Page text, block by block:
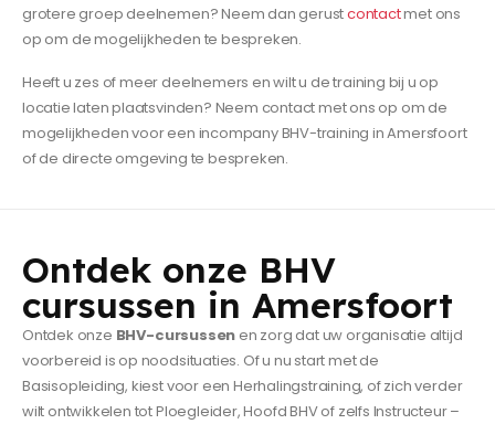
grotere groep deelnemen? Neem dan gerustcontactmet ons
op om de mogelijkheden te bespreken.
Heeft u zes of meer deelnemers en wilt u de training bij u op
locatie laten plaatsvinden? Neem contact met ons op om de
mogelijkheden voor een incompany BHV-training in Amersfoort
of de directe omgeving te bespreken.
Ontdek onze BHV
cursussen in Amersfoort
Ontdek onze BHV-cursussen en zorg dat uw organisatie altijd
voorbereid is op noodsituaties. Of u nu start met de
Basisopleiding, kiest voor een Herhalingstraining, of zich verder
wilt ontwikkelen tot Ploegleider, Hoofd BHV of zelfs Instructeur –